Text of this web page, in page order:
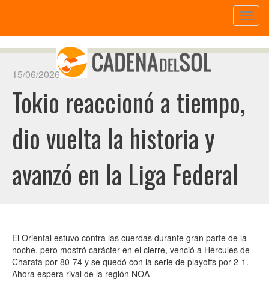
15/06/2026
Tokio reaccionó a tiempo,
dio vuelta la historia y
avanzó en la Liga Federal
El Oriental estuvo contra las cuerdas durante gran parte de la
noche, pero mostró carácter en el cierre, venció a Hércules de
Charata por 80-74 y se quedó con la serie de playoffs por 2-1.
Ahora espera rival de la región NOA